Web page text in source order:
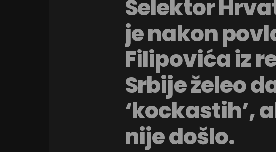
Selektor
je nakon
Filipovića iz
Srbije želeo
‘kockastih’,
nije došlo.